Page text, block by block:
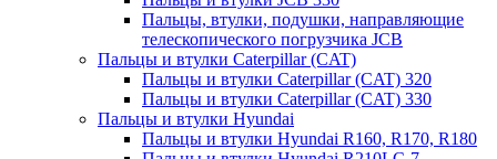
Пальцы, втулки, подушки, направляющие
телескопического погрузчика JCB
Пальцы и втулки Caterpillar (CAT)
Пальцы и втулки Caterpillar (CAT) 320
Пальцы и втулки Caterpillar (CAT) 330
Пальцы и втулки Hyundai
Пальцы и втулки Hyundai R160, R170, R180